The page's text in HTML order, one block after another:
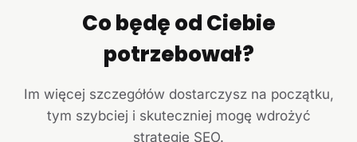
Co będę od Ciebie
potrzebował?
Im więcej szczegółów dostarczysz na początku,
tym szybciej i skuteczniej mogę wdrożyć
strategię SEO.